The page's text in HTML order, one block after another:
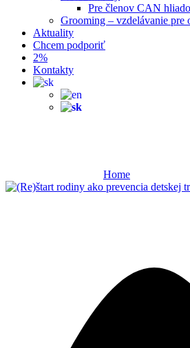
Pre členov CAN
Grooming – vzdelávanie pre
Aktuality
Chcem podporiť
2%
Kontakty
Home